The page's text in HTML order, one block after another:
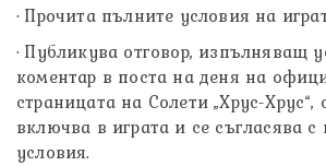
· Прочита пълните условия на
· Публикува отговор, изпълняващ
коментар в поста на деня на
страницата на Солети „Хрус-Хрус“,
включва в играта и се съгласява с
условия.